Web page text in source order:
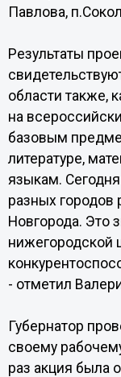
Павлова,
Результаты
области также,
на
базовым
литературе,
языкам.
разных городов
Новгорода. Это
нижегородской
- отметил
Губернатор
своему
раз акция была